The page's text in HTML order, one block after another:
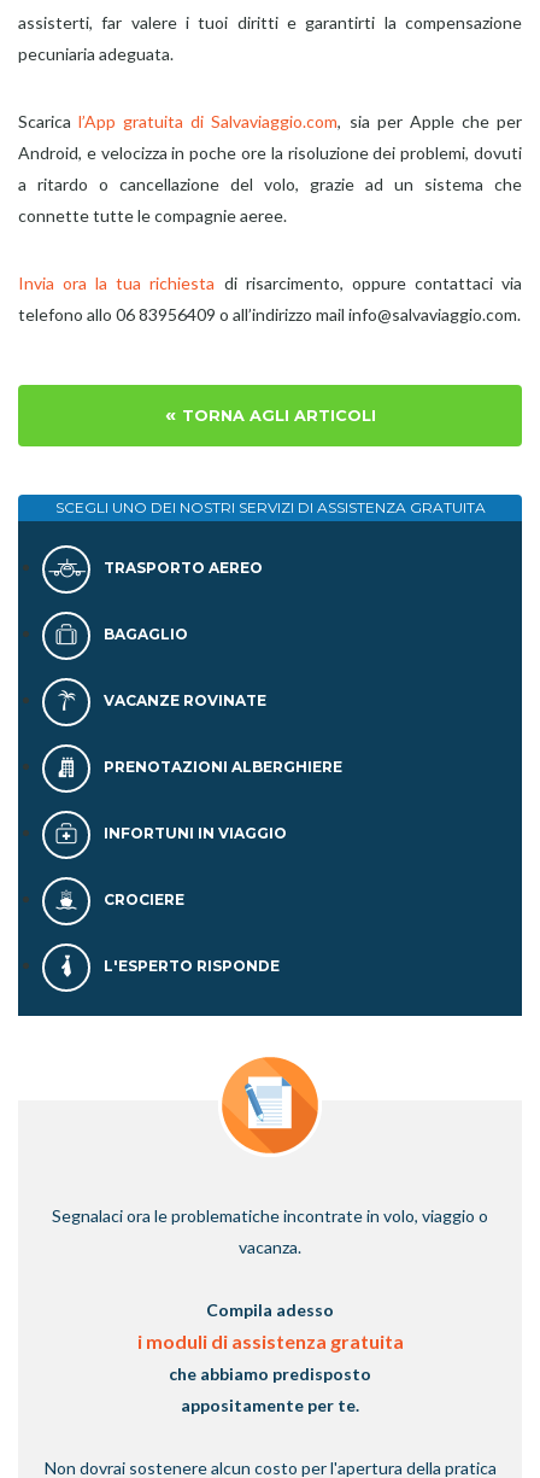
assisterti, far valere i tuoi diritti e garantirti la compensazione
pecuniaria adeguata.
Scarical’App gratuita di Salvaviaggio.com, sia per Apple che per
Android, e velocizza in poche ore la risoluzione dei problemi, dovuti
a ritardo o cancellazione del volo, grazie ad un sistema che
connette tutte le compagnie aeree.
Invia ora la tua richiesta di risarcimento, oppure contattaci via
telefono allo 06 83956409 o all’indirizzo mail info@salvaviaggio.com.
« TORNA AGLI ARTICOLI
SCEGLI UNO DEI NOSTRI SERVIZI DI ASSISTENZA GRATUITA
TRASPORTO AEREO
BAGAGLIO
VACANZE ROVINATE
PRENOTAZIONI ALBERGHIERE
INFORTUNI IN VIAGGIO
CROCIERE
L'ESPERTO RISPONDE
Segnalaci ora le problematiche incontrate in volo, viaggio o
vacanza.
Compila adesso
i moduli di assistenza gratuita
che abbiamo predisposto
appositamente per te.
Non dovrai sostenere alcun costo per l'apertura della pratica